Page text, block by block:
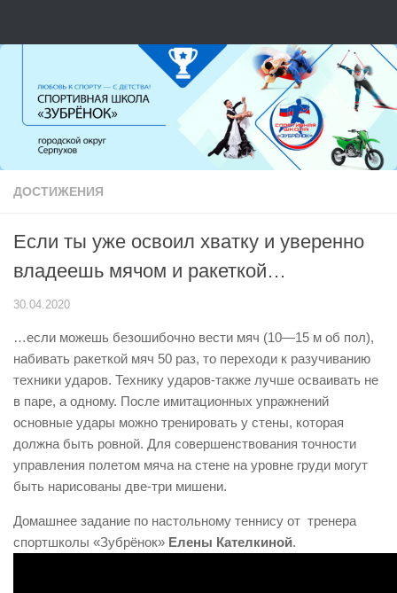
ДОСТИЖЕНИЯ
Если ты уже освоил хватку и уверенно
владеешь мячом и ракеткой…
30.04.2020
…если можешь безошибочно вести мяч (10—15 м об пол),
набивать ракеткой мяч 50 раз, то переходи к разучиванию
техники ударов. Технику ударов-также лучше осваивать не
в паре, а одному. После имитационных упражнений
основные удары можно тренировать у стены, которая
должна быть ровной. Для совершенствования точности
управления полетом мяча на стене на уровне груди могут
быть нарисованы две-три мишени.
Домашнее задание по настольному теннису от тренера
спортшколы «Зубрёнок» Елены Кателкиной.